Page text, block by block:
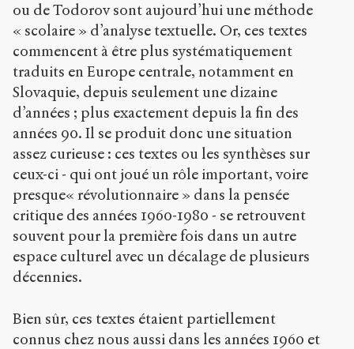
ou de Todorov sont aujourd’hui une méthode
« scolaire » d’analyse textuelle. Or, ces textes
commencent à être plus systématiquement
traduits en Europe centrale, notamment en
Slovaquie, depuis seulement une dizaine
d’années ; plus exactement depuis la fin des
années 90. Il se produit donc une situation
assez curieuse : ces textes ou les synthèses sur
ceux-ci - qui ont joué un rôle important, voire
presque« révolutionnaire » dans la pensée
critique des années 1960-1980 - se retrouvent
souvent pour la première fois dans un autre
espace culturel avec un décalage de plusieurs
décennies.
Bien sûr, ces textes étaient partiellement
connus chez nous aussi dans les années 1960 et